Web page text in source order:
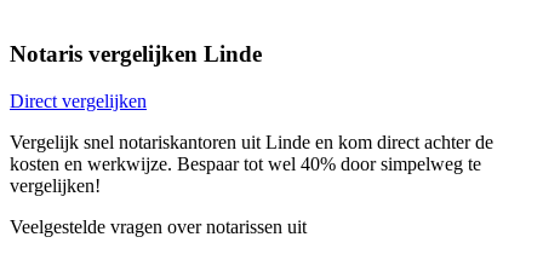
Notaris vergelijken Linde
Direct vergelijken
Vergelijk snel notariskantoren uit Linde en kom direct achter de
kosten en werkwijze. Bespaar tot wel 40% door simpelweg te
vergelijken!
Veelgestelde vragen over notarissen uit